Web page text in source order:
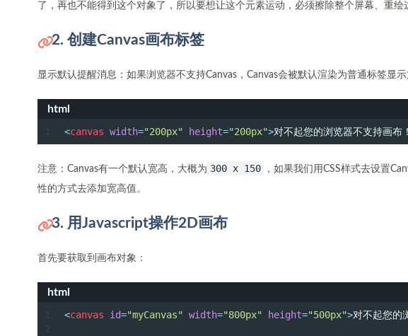
了，再也不能得到这个对象了，所以要想让这个元素运动，必须擦除整个屏幕、重
2. 创建Canvas画布标签
显示默认提醒消息：如果浏览器不支持Canvas，Canvas会被默认渲染为普通标签显
html
<canvas width="200px" height="200px">对不起您的浏览器不支持画布
注意：Canvas有一个默认宽高，大概为 300 x 150
，如果我们用CSS样式去设置
性的方式去添加宽高值。
3. 用Javascript操作2D画布
首先要获取到画布对象：
html
<canvas id="myCanvas" width="800px" height="500px">对不起您的